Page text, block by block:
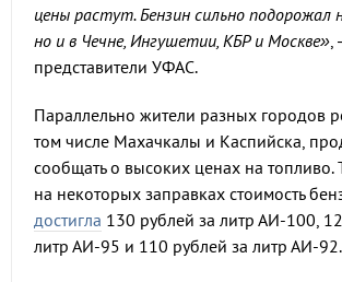
цены растут. Бензин сильно подорожал
но и в Чечне, Ингушетии, КБР и Москве»,
представители УФАС.
Параллельно жители разных городов
том числе Махачкалы и Каспийска,
сообщать о высоких ценах на топливо.
на некоторых заправках стоимость
достигла 130 рублей за литр АИ-100,
литр АИ-95 и 110 рублей за литр АИ-92.